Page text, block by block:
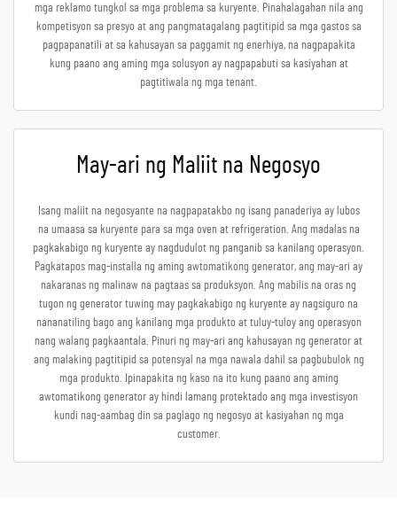
mga reklamo tungkol sa mga problema sa kuryente. Pinahalagahan nila ang
kompetisyon sa presyo at ang pangmatagalang pagtitipid sa mga gastos sa
pagpapanatili at sa kahusayan sa paggamit ng enerhiya, na nagpapakita
kung paano ang aming mga solusyon ay nagpapabuti sa kasiyahan at
pagtitiwala ng mga tenant.
May-ari ng Maliit na Negosyo
Isang maliit na negosyante na nagpapatakbo ng isang panaderiya ay lubos
na umaasa sa kuryente para sa mga oven at refrigeration. Ang madalas na
pagkakabigo ng kuryente ay nagdudulot ng panganib sa kanilang operasyon.
Pagkatapos mag-installa ng aming awtomatikong generator, ang may-ari ay
nakaranas ng malinaw na pagtaas sa produksyon. Ang mabilis na oras ng
tugon ng generator tuwing may pagkakabigo ng kuryente ay nagsiguro na
nananatiling bago ang kanilang mga produkto at tuluy-tuloy ang operasyon
nang walang pagkaantala. Pinuri ng may-ari ang kahusayan ng generator at
ang malaking pagtitipid sa potensyal na mga nawala dahil sa pagbubulok ng
mga produkto. Ipinapakita ng kaso na ito kung paano ang aming
awtomatikong generator ay hindi lamang protektado ang mga investisyon
kundi nag-aambag din sa paglago ng negosyo at kasiyahan ng mga
customer.